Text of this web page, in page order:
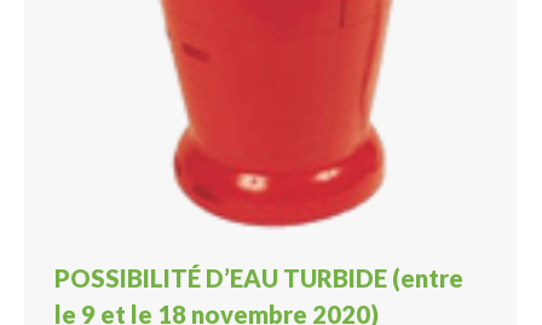
POSSIBILITÉ D’EAU TURBIDE (entre
le 9 et le 18 novembre 2020)